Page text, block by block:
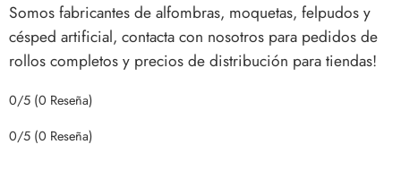
Somos fabricantes de alfombras, moquetas, felpudos y
césped artificial, contacta con nosotros para pedidos de
rollos completos y precios de distribución para tiendas!
0/5 (0 Reseña)
0/5 (0 Reseña)